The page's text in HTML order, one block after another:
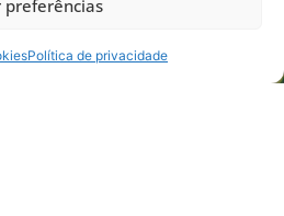
preferências
Política de privacidade